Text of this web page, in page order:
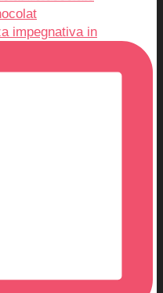
impegnativa in